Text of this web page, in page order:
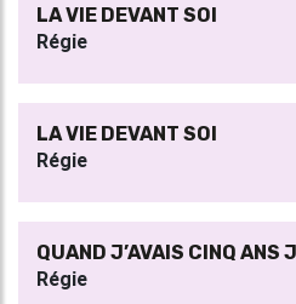
LA VIE DEVANT SOI
Régie
LA VIE DEVANT SOI
Régie
QUAND J’AVAIS CINQ ANS
Régie